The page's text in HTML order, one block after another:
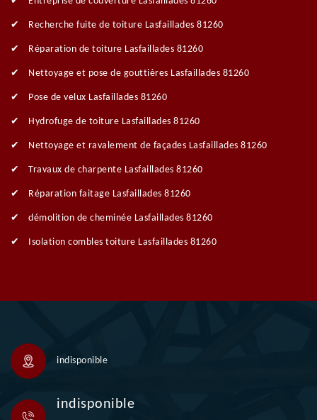
Recherche fuite de toiture Lasfaillades 81260
Réparation de toiture Lasfaillades 81260
Nettoyage et pose de gouttières Lasfaillades 81260
Pose de velux Lasfaillades 81260
Hydrofuge de toiture Lasfaillades 81260
Nettoyage et ravalement de façades Lasfaillades 81260
Travaux de charpente Lasfaillades 81260
Réparation faitage Lasfaillades 81260
démolition de cheminée Lasfaillades 81260
Isolation combles toiture Lasfaillades 81260
indisponible
indisponible